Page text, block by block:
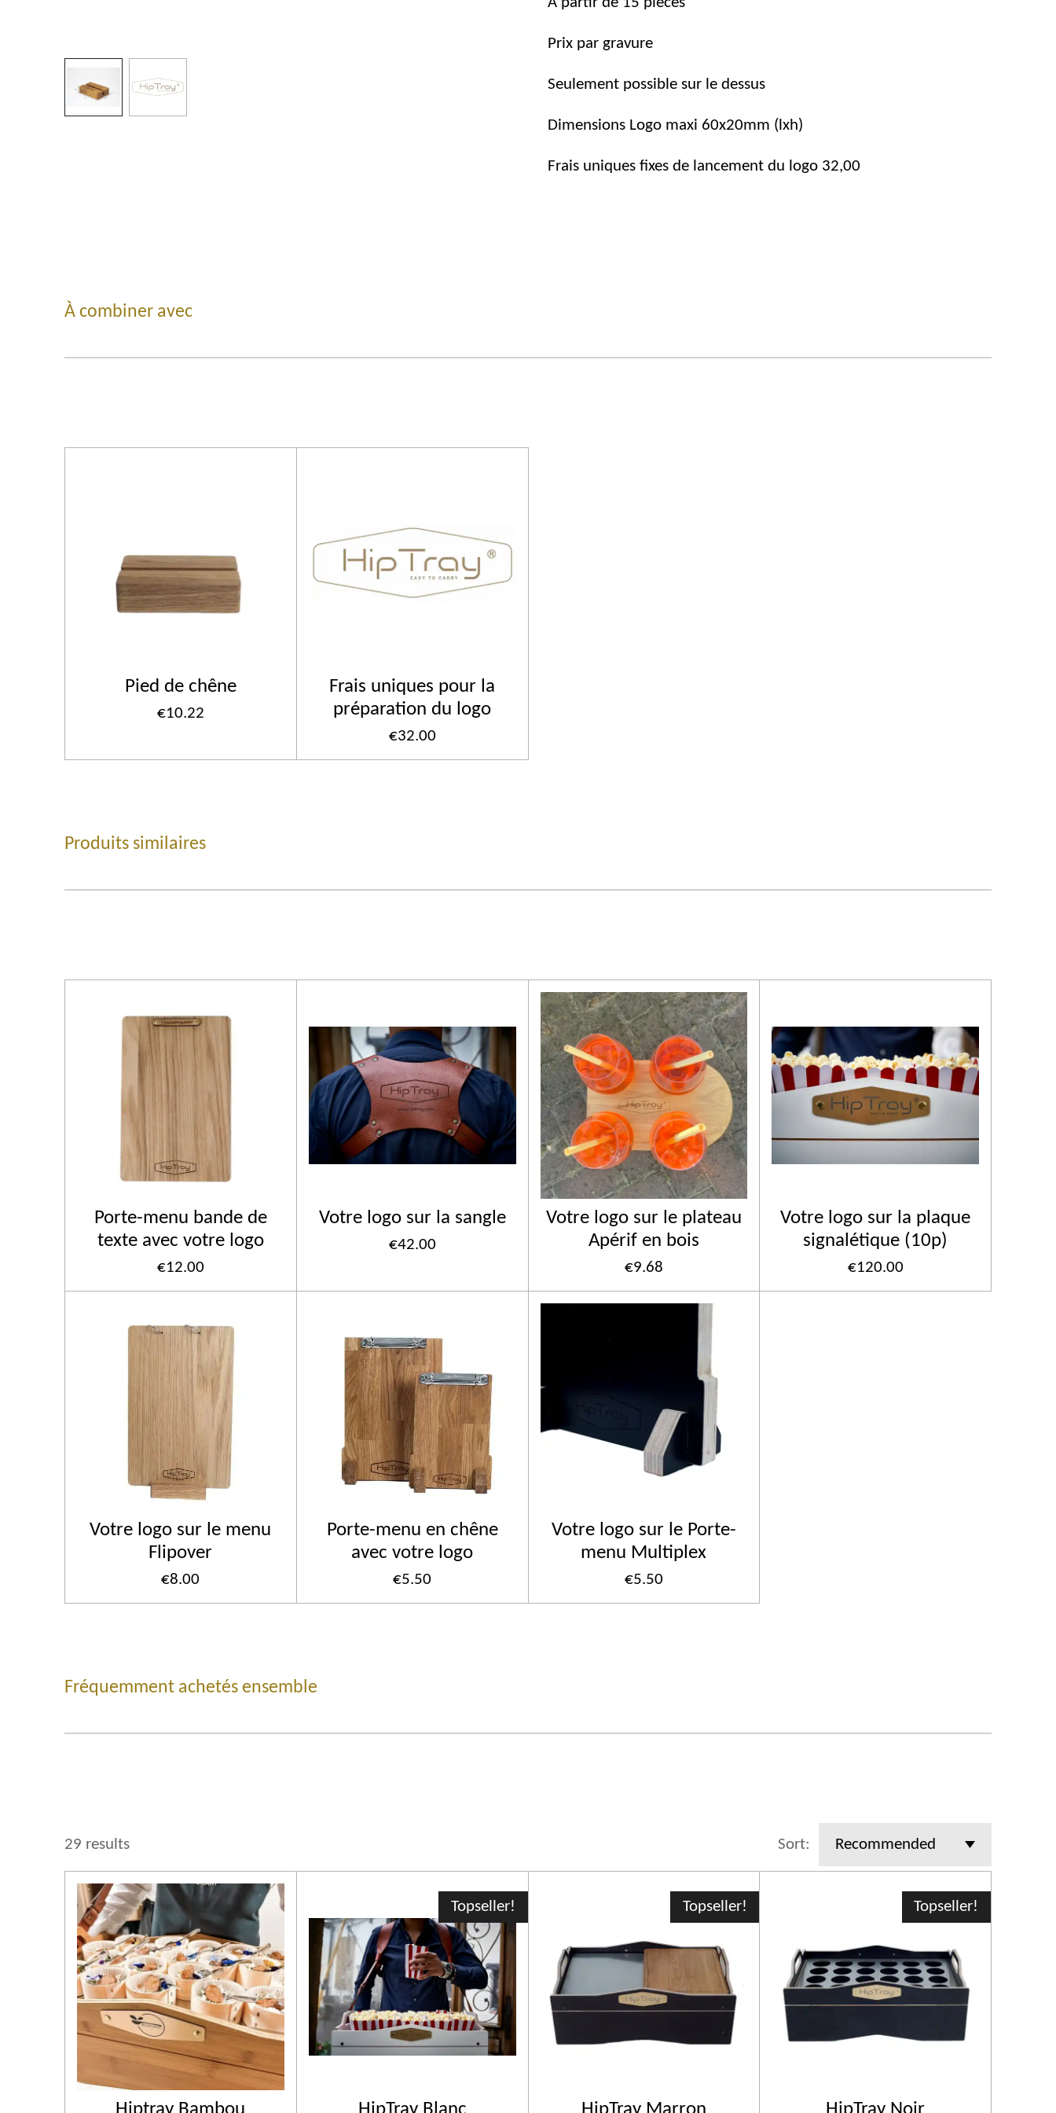
Prix ​​par gravure
Seulement possible sur le dessus
Dimensions Logo maxi 60x20mm (lxh)
Frais uniques fixes de lancement du logo 32,00
À combiner avec
Pied de chêne
€10.22
Frais uniques pour la
préparation du logo
€32.00
Produits similaires
Porte-menu bande de
texte avec votre logo
€12.00
Votre logo sur la sangle
€42.00
Votre logo sur le plateau
Apérif en bois
€9.68
Votre logo sur la plaque
signalétique (10p)
€120.00
Votre logo sur le menu
Flipover
€8.00
Porte-menu en chêne
avec votre logo
€5.50
Votre logo sur le Porte-
menu Multiplex
€5.50
Fréquemment achetés ensemble
29 results Sort:
Topseller! Topseller! Topseller!